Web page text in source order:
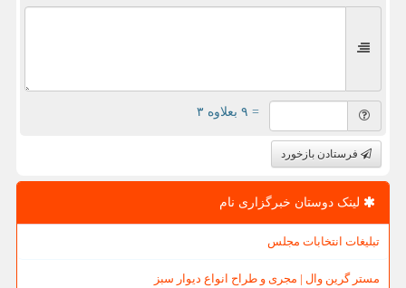
= ۹ بعلاوه ۳
فرستادن بازخورد
لینک دوستان خبرگزاری نام
تبلیغات انتخابات مجلس
مستر گرین وال | مجری و طراح انواع دیوار سبز